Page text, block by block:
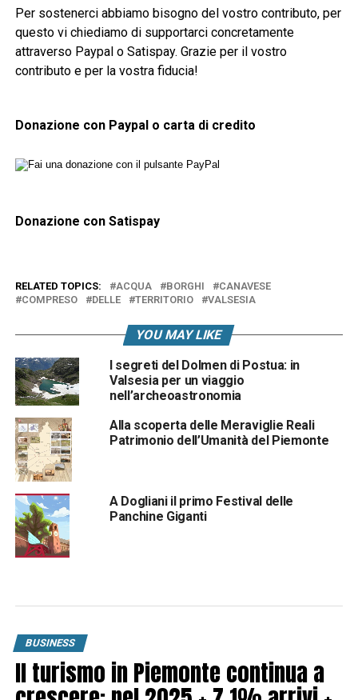
Per sostenerci abbiamo bisogno del vostro contributo, per
questo vi chiediamo di supportarci concretamente
attraverso Paypal o Satispay. Grazie per il vostro
contributo e per la vostra fiducia!
Donazione con Paypal o carta di credito
Donazione con Satispay
RELATED TOPICS: ACQUA BORGHI
CANAVESE
COMPRESO
DELLE TERRITORIO VALSESIA
YOU MAY LIKE
I segreti del Dolmen di Postua: in
Valsesia per un viaggio
nell’archeoastronomia
Alla scoperta delle Meraviglie Reali
Patrimonio dell’Umanità del Piemonte
A Dogliani il primo Festival delle
Panchine Giganti
BUSINESS
Il turismo in Piemonte continua a